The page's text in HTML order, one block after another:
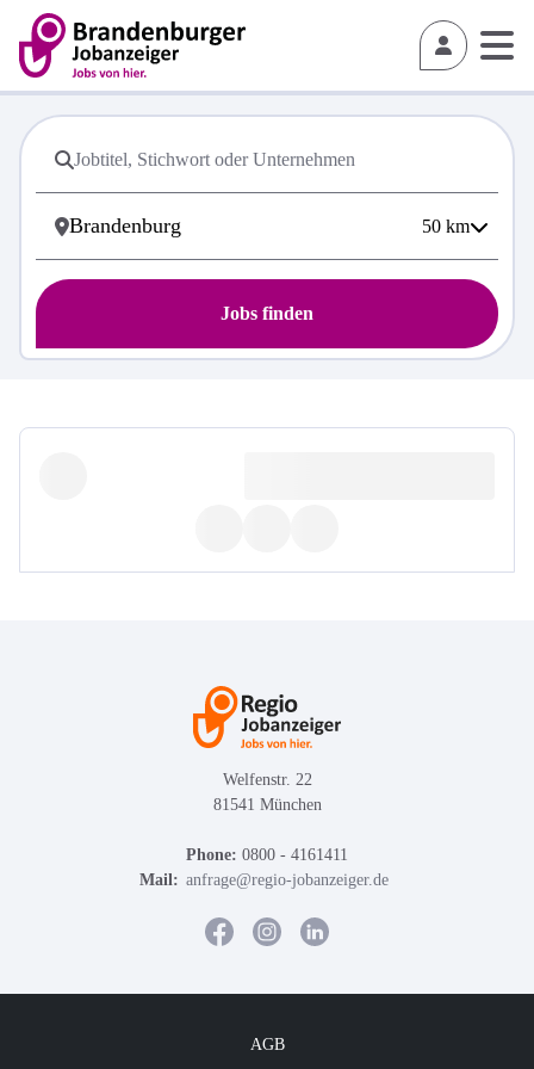
50 km
Jobs finden
Welfenstr. 22
81541 München
Phone: 0800 - 4161411
Mail: anfrage@regio-jobanzeiger.de
AGB